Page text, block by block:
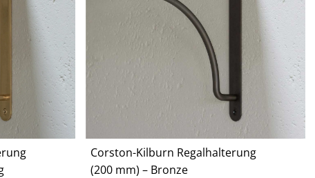
Corston-Kilburn Regalhalterung
(200 mm) – Bronze